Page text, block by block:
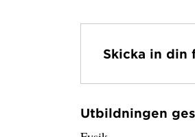
Skicka in din
Har hämtat avsändare.
Utbildningen